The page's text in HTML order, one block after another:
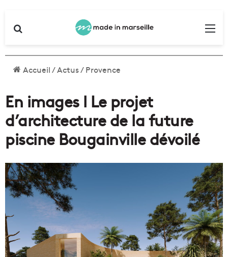
Accueil/Actus/Provence
En images l Le projet
d’architecture de la future
piscine Bougainville dévoilé